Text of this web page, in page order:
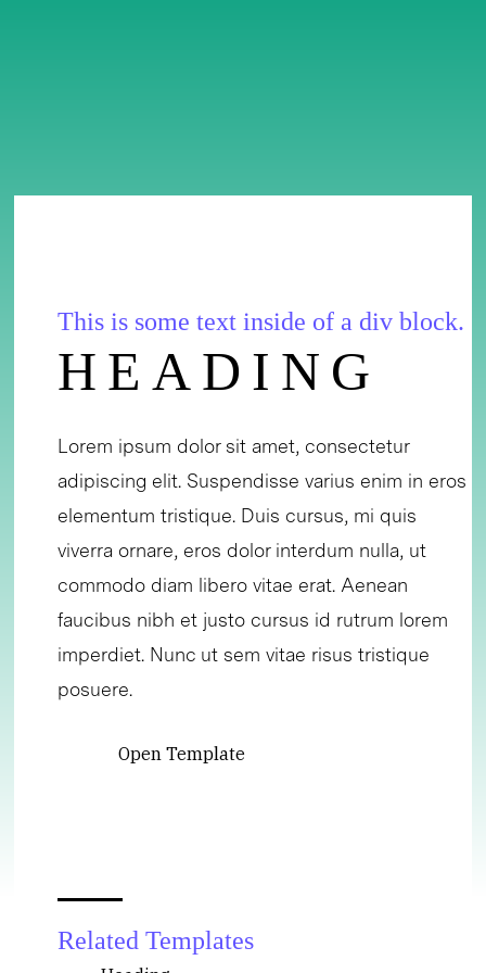
This is some text inside of a div block.
HEADING
Lorem ipsum dolor sit amet, consectetur
adipiscing elit. Suspendisse varius enim in eros
elementum tristique. Duis cursus, mi quis
viverra ornare, eros dolor interdum nulla, ut
commodo diam libero vitae erat. Aenean
faucibus nibh et justo cursus id rutrum lorem
imperdiet. Nunc ut sem vitae risus tristique
posuere.
Open Template
Related Templates